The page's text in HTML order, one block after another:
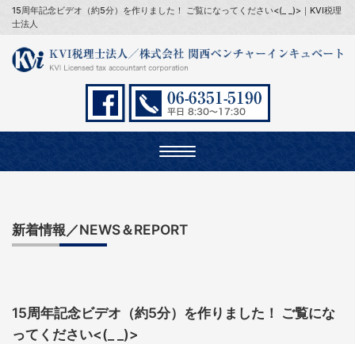
15周年記念ビデオ（約5分）を作りました！ ご覧になってください<(_ _)>｜KVI税理
士法人
Toggle
navigation
新着情報／NEWS＆REPORT
15周年記念ビデオ（約5分）を作りました！ ご覧にな
ってください<(_ _)>